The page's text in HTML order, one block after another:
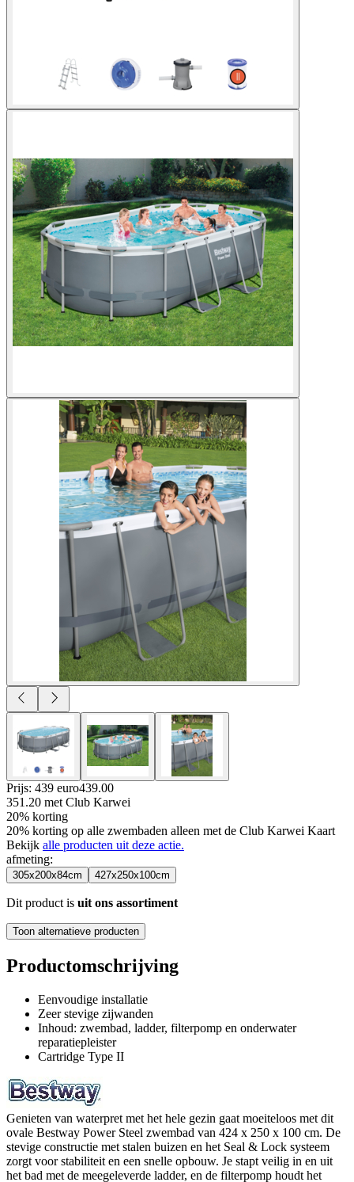
Prijs: 439 euro439.00
351.20 met Club Karwei
20% korting
20% korting op alle zwembaden alleen met de Club Karwei Kaart
Bekijk alle producten uit deze actie.
afmeting:
305x200x84cm 427x250x100cm
Dit product is uit ons assortiment
Toon alternatieve producten
Productomschrijving
Eenvoudige installatie
Zeer stevige zijwanden
Inhoud: zwembad, ladder, filterpomp en onderwater
reparatiepleister
Cartridge Type II
Genieten van waterpret met het hele gezin gaat moeiteloos met dit
ovale Bestway Power Steel zwembad van 424 x 250 x 100 cm. De
stevige constructie met stalen buizen en het Seal & Lock systeem
zorgt voor stabiliteit en een snelle opbouw. Je stapt veilig in en uit
het bad met de meegeleverde ladder, en de filterpomp houdt het